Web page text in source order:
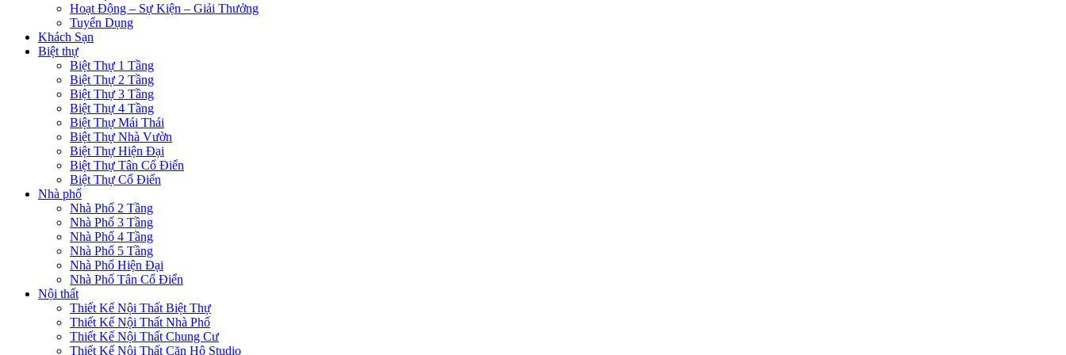
Hoạt Động – Sự Kiện – Giải Thưởng
Tuyển Dụng
Khách Sạn
Biệt thự
Biệt Thự 1 Tầng
Biệt Thự 2 Tầng
Biệt Thự 3 Tầng
Biệt Thự 4 Tầng
Biệt Thự Mái Thái
Biệt Thự Nhà Vườn
Biệt Thự Hiện Đại
Biệt Thự Tân Cổ Điển
Biệt Thự Cổ Điển
Nhà phố
Nhà Phố 2 Tầng
Nhà Phố 3 Tầng
Nhà Phố 4 Tầng
Nhà Phố 5 Tầng
Nhà Phố Hiện Đại
Nhà Phố Tân Cổ Điển
Nội thất
Thiết Kế Nội Thất Biệt Thự
Thiết Kế Nội Thất Nhà Phố
Thiết Kế Nội Thất Chung Cư
Thiết Kế Nội Thất Căn Hộ Studio